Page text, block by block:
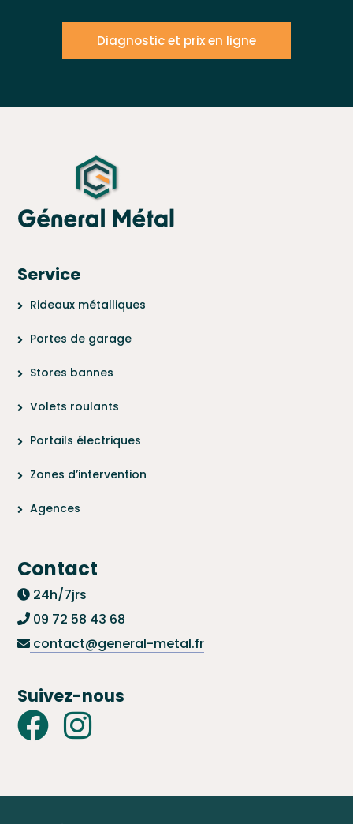
Diagnostic et prix en ligne
Service
Rideaux métalliques
Portes de garage
Stores bannes
Volets roulants
Portails électriques
Zones d’intervention
Agences
Contact
24h/7jrs
09 72 58 43 68
contact@general-metal.fr
Suivez-nous